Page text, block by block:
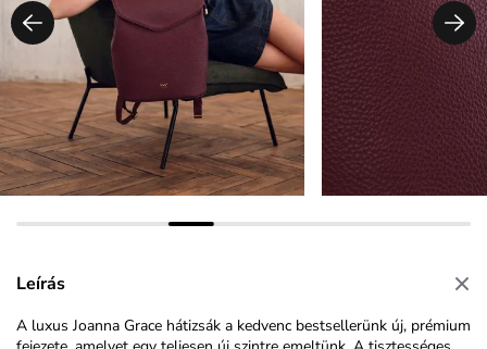
Leírás
A luxus Joanna Grace hátizsák a kedvenc bestsellerünk új, prémium